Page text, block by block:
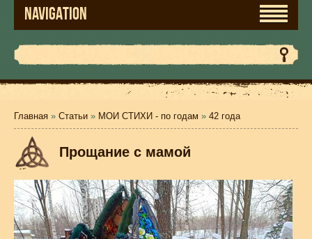
NAVIGATION
Главная » Статьи » МОИ СТИХИ - по годам » 42 года
Прощание с мамой